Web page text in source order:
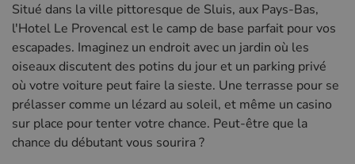
Situé dans la ville pittoresque de Sluis, aux Pays-Bas,
l'Hotel Le Provencal est le camp de base parfait pour vos
escapades. Imaginez un endroit avec un jardin où les
oiseaux discutent des potins du jour et un parking privé
où votre voiture peut faire la sieste. Une terrasse pour se
prélasser comme un lézard au soleil, et même un casino
sur place pour tenter votre chance. Peut-être que la
chance du débutant vous sourira ?